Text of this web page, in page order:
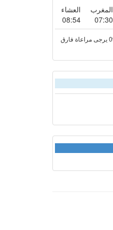
المغرب
07:30
العشاء
08:54
حسب التوقيت المحلي : فلسطين , 2026-08-09 يرجى مراعاة فارق